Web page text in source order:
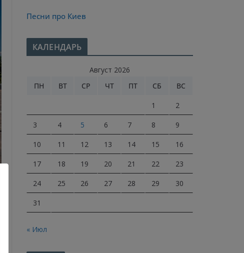
Песни про Киев
КАЛЕНДАРЬ
Август 2026
ПН
ВТ СР ЧТ ПТ СБ ВС
1 2
3 4 5 6 7 8 9
10 11 12 13 14 15 16
17 18 19 20 21 22 23
24 25 26 27 28 29 30
31
« Июл